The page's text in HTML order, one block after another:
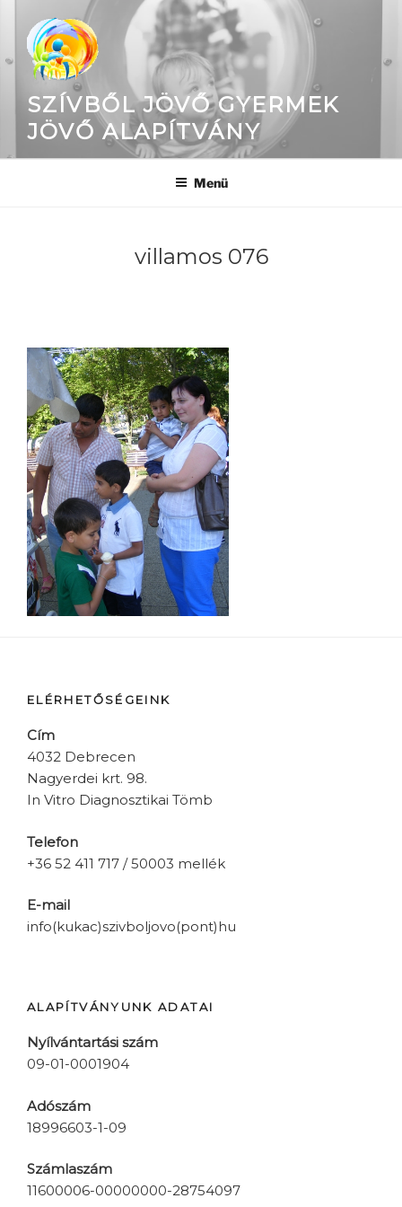
SZÍVBŐL JÖVŐ GYERMEK
JÖVŐ ALAPÍTVÁNY
Menü
villamos 076
ELÉRHETŐSÉGEINK
Cím
4032 Debrecen
Nagyerdei krt. 98.
In Vitro Diagnosztikai Tömb
Telefon
+36 52 411 717 / 50003 mellék
E-mail
info(kukac)szivboljovo(pont)hu
ALAPÍTVÁNYUNK ADATAI
Nyílvántartási szám
09-01-0001904
Adószám
18996603-1-09
Számlaszám
11600006-00000000-28754097